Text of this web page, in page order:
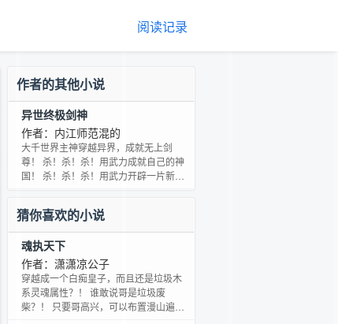
阅读记录
作者的其他小说
异世终极剑神
作者：内江师范混的
大千世界主神穿越异界，成就无上剑
尊！ 杀！杀！杀！用武力成就自己的神
国！ 杀！杀！杀！用武力开辟一片新天
满！ 神境：王级、皇级、帝级、神级、
至尊级、主神级！ 新书上传，敬请支
持！收藏、推荐票、谢谢！！！ 书友1
群：120442845 书友2群：121933232
书友3群：35570367 vip书友群：
120866567
猜你喜欢的小说
魂执天下
作者：潇潇凉公子
穿越成一个白痴皇子，而且还是垃圾木
系灵魂属性？！ 谁敢说哥是垃圾废
柴？！ 只要哥高兴，可以布置漫山遍野